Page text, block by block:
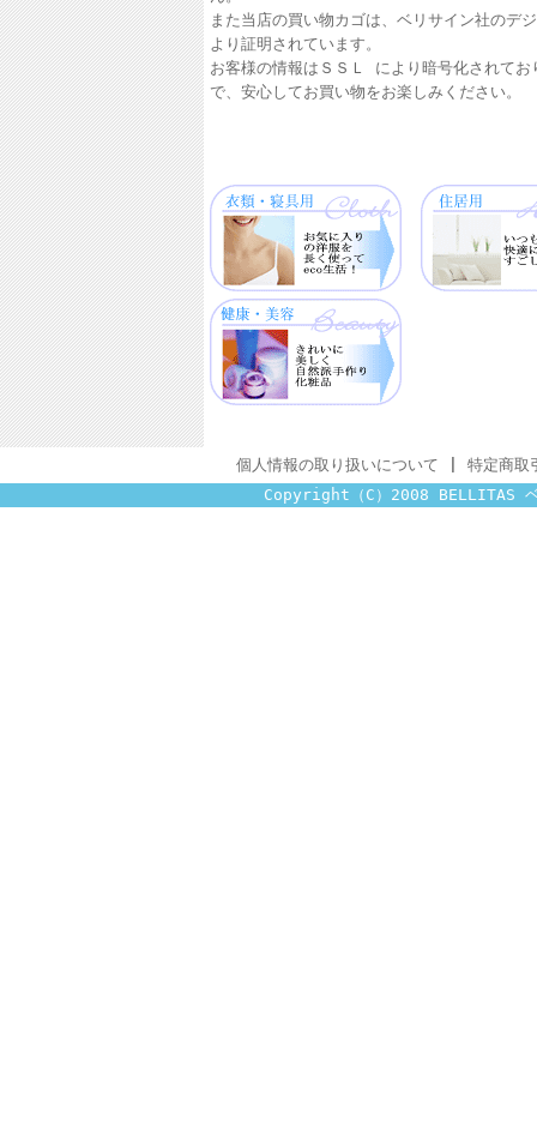
また当店の買い物カゴは、ベリサイン社のデ
より証明されています。
お客様の情報はＳＳＬ により暗号化されてお
で、安心してお買い物をお楽しみください。
個人情報の取り扱いについて
特定商取
Copyright（C）2008